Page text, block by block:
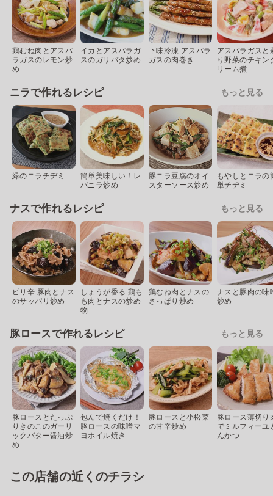
鶏むね肉とアスパ
ラガスのレモン炒
め
イカとアスパラガ
スのガリバタ炒め
下味冷凍 アスパラ
ガスの肉巻き
アスパラガスと
り野菜のチキン
リーム煮
ニラで作れるレシピ もっと見る
緑のニラチヂミ
簡単美味しい！レ
バニラ炒め
豚ニラ豆腐のオイ
スターソース炒め
もやしとニラの
単チヂミ
ナスで作れるレシピ もっと見る
ピリ辛 豚肉とナス
のサッパリ炒め
しょうが香る 鶏も
も肉とナスの炒め
物
鶏むね肉とナスの
さっぱり炒め
ナスと豚肉の味
炒め
豚ロースで作れるレシピ もっと見る
豚ロースとたっぷ
りきのこのガーリ
ックバター醤油炒
め
包んで焼くだけ！
豚ロースの味噌マ
ヨホイル焼き
豚ロースと小松菜
の甘辛炒め
豚ロース薄切り
でミルフィーユ
んかつ
この店舗の近くのチラシ